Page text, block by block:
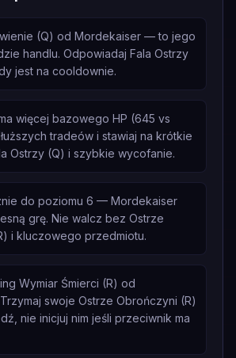
(Q) od Mordekaiser — to jego
handlu. Odpowiadaj Fala Ostrzy
jest na cooldownie.
więcej bazowego HP (645 vs
tradeów i stawiaj na krótkie
Ostrzy (Q) i szybkie wycofanie.
do poziomu 6 — Mordekaiser
grę. Nie walcz bez Ostrze
i kluczowego przedmiotu.
Wymiar Śmierci (R) od
swoje Ostrze Obrończyni (R)
nie inicjuj nim jeśli przeciwnik ma